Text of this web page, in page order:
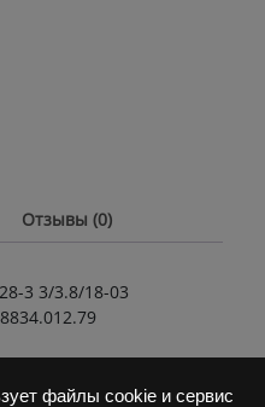
файлы cookie и сервис
Отзывы (0)
3 3/3.8/18-03